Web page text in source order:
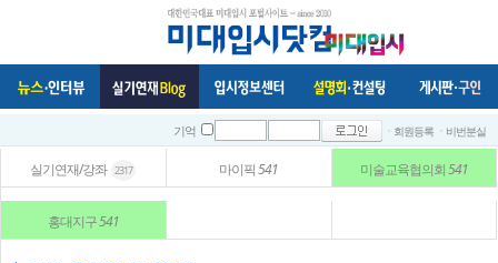
기억 ㆍ회원등록 ㆍ비번분실
실기연재/강좌 2317 마이픽541 미술교육협의회541
홍대지구541